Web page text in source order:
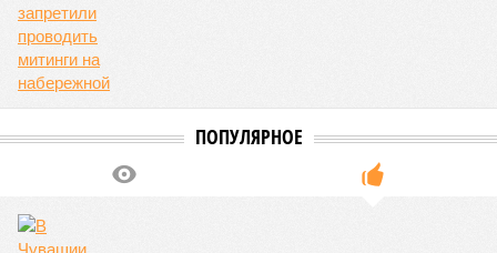
действующего СЭЗ является основанием для запрета на
функционирование оздоровительной организации. Кроме
того, участники заседания обратили внимание на
необходимость постоянного контроля за поставщиками
продуктов и организаторами питания, за своевременным
исполнением ранее выданных предписаний по устранению
медицинских осмотров и гигиенического обучения